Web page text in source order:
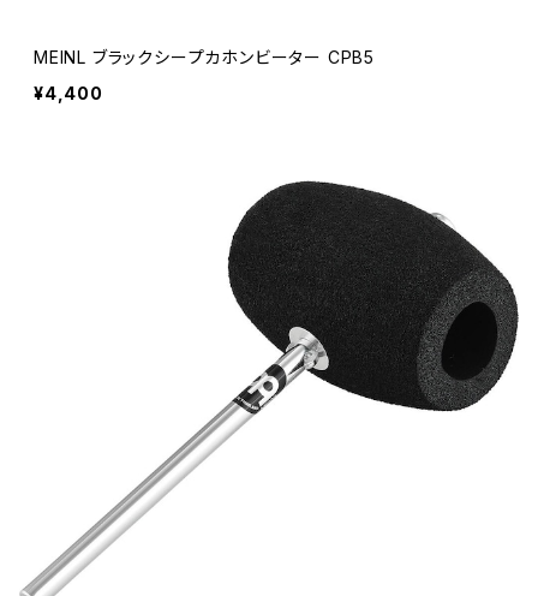
MEINL ブラックシープカホンビーター CPB5
¥4,400